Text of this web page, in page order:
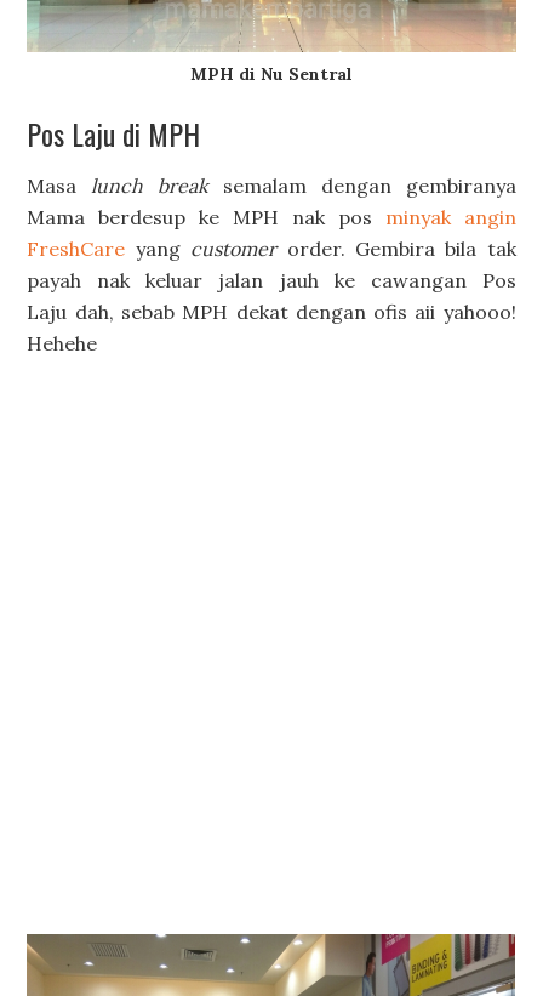
MPH di Nu Sentral
Pos Laju di MPH
Masa lunch breaksemalam dengan gembiranya
Mama berdesup ke MPH nak pos minyak angin
FreshCare yang customerorder. Gembira bila tak
payah nak keluar jalan jauh ke cawangan Pos
Laju dah, sebab MPH dekat dengan ofis aii yahooo!
Hehehe